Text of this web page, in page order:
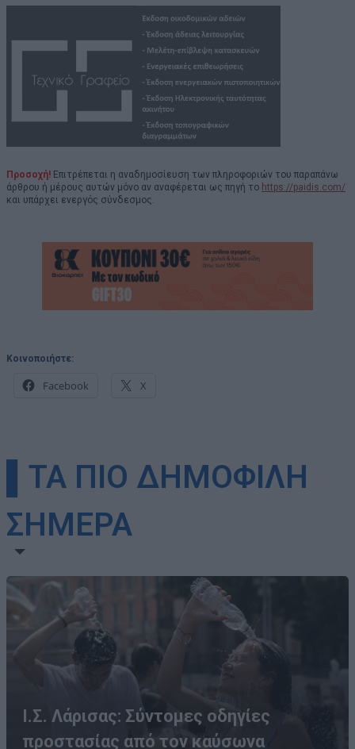
Προσοχή! Επιτρέπεται η αναδημοσίευση των πληροφοριών του παραπάνω
άρθρου ή μέρους αυτών μόνο αν αναφέρεται ως πηγή το https://paidis.com/
και υπάρχει ενεργός σύνδεσμος.
Κοινοποιήστε:
Facebook X
▌ΤΑ ΠΙΟ ΔΗΜΟΦΙΛΗ
ΣΗΜΕΡΑ
Ι.Σ. Λάρισας: Σύντομες οδηγίες
προστασίας από τον καύσωνα